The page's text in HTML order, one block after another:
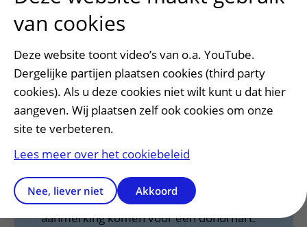
Utrecht tot de pioniers op het gebied van
bloedsomloop in Nederland.
Sindsdien heeft de behandeling een
enorme ontwikkeling doorgemaakt. Waar
steunharten oorspronkelijk vooral
harttransplantatie, worden ze
tegenwoordig ook gebruikt als langdurige
behandeling voor patiënten die niet in
aanmerking komen voor een donorhart.
van cookies
Deze website toont video’s van o.a. YouTube.
Dergelijke partijen plaatsen cookies (third party
cookies). Als u deze cookies niet wilt kunt u dat hier
aangeven. Wij plaatsen zelf ook cookies om onze
site te verbeteren.
Lees meer over het cookiebeleid
Nee, liever niet Akkoord